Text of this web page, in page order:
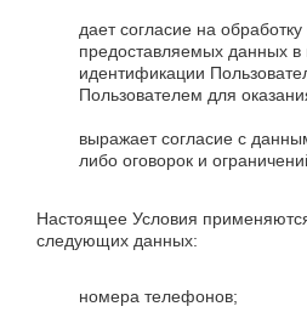
дает согласие на
предоставляемых данных в
идентификации
Пользователем для
выражает согласие с
либо оговорок и
Настоящее Условия
следующих данных:
номера телефонов;